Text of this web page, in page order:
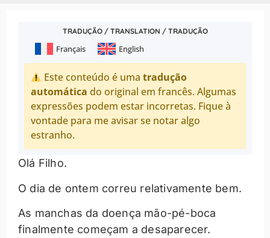
TRADUÇÃO / TRANSLATION / TRADUÇÃO
Français English
Este conteúdo é umatradução
automática do original em francês. Algumas
expressões podem estar incorretas. Fique à
vontade para me avisar se notar algo
estranho.
Olá Filho.
O dia de ontem correu relativamente bem.
As manchas da doença mão-pé-boca
finalmente começam a desaparecer.